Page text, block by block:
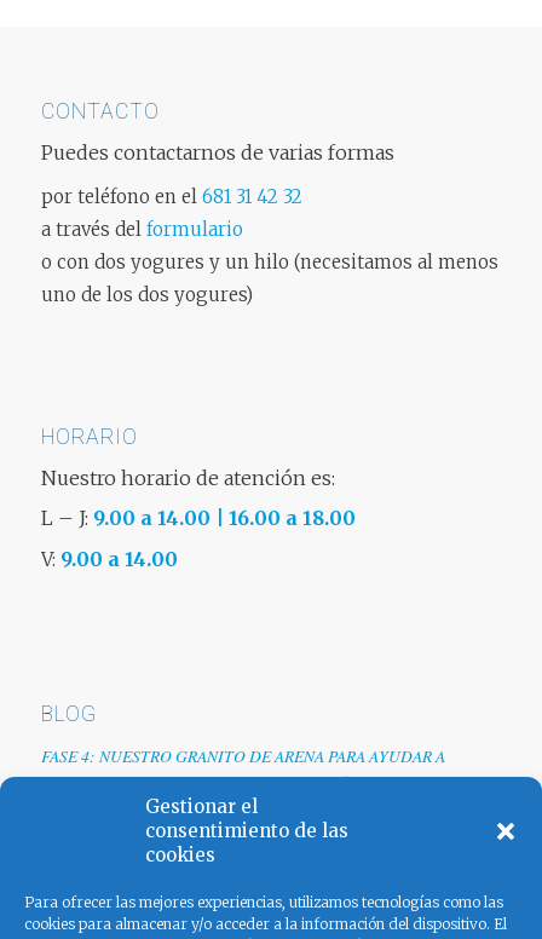
Gestionar el
consentimiento de las
cookies
Para ofrecer las mejores experiencias, utilizamos tecnologías como las
cookies para almacenar y/o acceder a la información del dispositivo. El
CONTACTO
Puedes contactarnos de varias formas
por teléfono en el 681 31 42 32
a través del formulario
o con dos yogures y un hilo (necesitamos al menos
uno de los dos yogures)
HORARIO
Nuestro horario de atención es:
L – J: 9.00 a 14.00 | 16.00 a 18.00
V: 9.00 a 14.00
BLOG
FASE 4: NUESTRO GRANITO DE ARENA PARA AYUDAR A
EMPRESAS TRAS LA CRISIS DEL COVID-19
Renovamos web